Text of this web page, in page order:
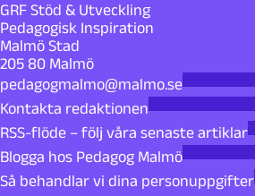
GRF Stöd & Utveckling
Pedagogisk Inspiration
Malmö Stad
205 80 Malmö
pedagogmalmo@malmo.se
Kontakta redaktionen
RSS-flöde – följ våra senaste artiklar
Blogga hos Pedagog Malmö
Så behandlar vi dina personuppgifter